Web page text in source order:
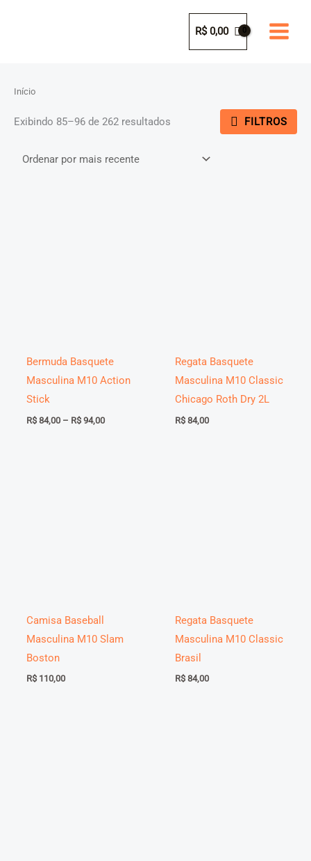
R$0,00
Início
Exibindo 85–96 de 262 resultados FILTROS
Bermuda Basquete
Masculina M10 Action
Stick
R$84,00 – R$94,00Faixa
Regata Basquete
Masculina M10 Classic
Chicago Roth Dry 2L
R$84,00
Camisa Baseball
Masculina M10 Slam
Boston
R$110,00
Regata Basquete
Masculina M10 Classic
Brasil
R$84,00